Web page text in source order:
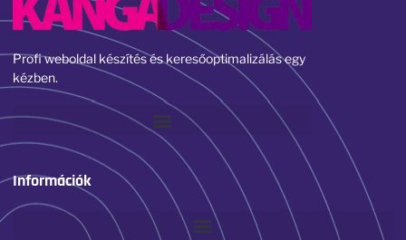
Profi weboldal készítés és keresőoptimalizálás egy
kézben.
Információk